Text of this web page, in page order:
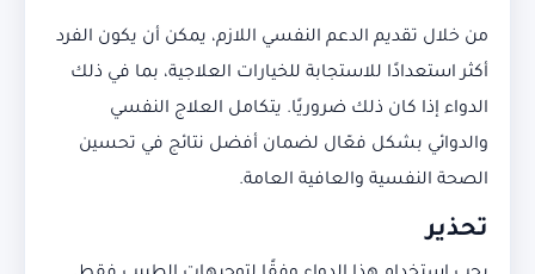
من خلال تقديم الدعم النفسي اللازم، يمكن أن يكون الفرد
أكثر استعدادًا للاستجابة للخيارات العلاجية، بما في ذلك
الدواء إذا كان ذلك ضروريًا. يتكامل العلاج النفسي
والدوائي بشكل فعّال لضمان أفضل نتائج في تحسين
الصحة النفسية والعافية العامة.
تحذير